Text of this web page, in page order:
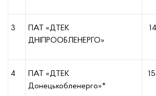
3
ПАТ «ДТЕК
ДНІПРООБЛЕНЕРГО»
4
ПАТ «ДТЕК
Донецькобленерго»*